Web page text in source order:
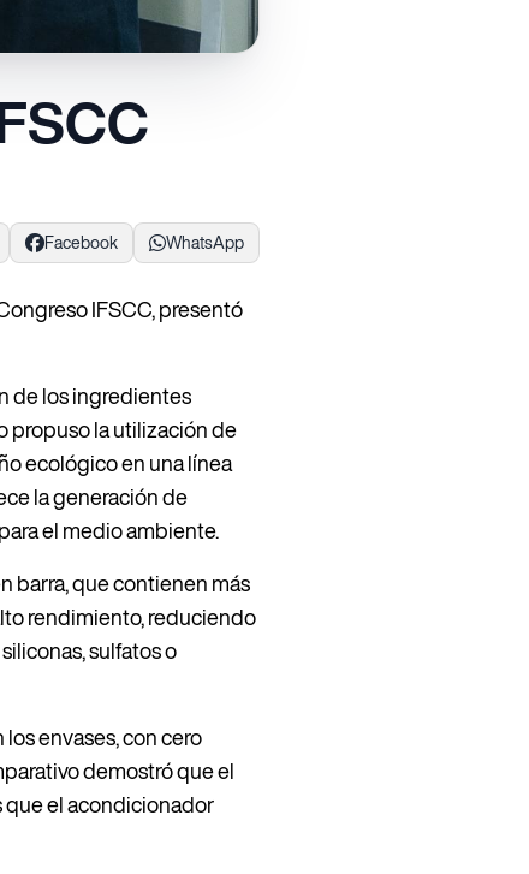
Facebook WhatsApp
IFSCC, presentó
de los ingredientes
propuso la utilización de
ecológico en una línea
la generación de
el medio ambiente.
barra, que contienen más
rendimiento, reduciendo
sulfatos o
envases, con cero
demostró que el
que el acondicionador